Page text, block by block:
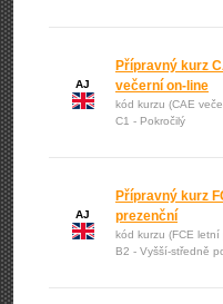
AJ
Přípravný kurz
večerní on-line
kód kurzu (CAE
C1 - Pokročilý
AJ
Přípravný kurz
prezenční
kód kurzu (FCE letní
B2 - Vyšší-středně